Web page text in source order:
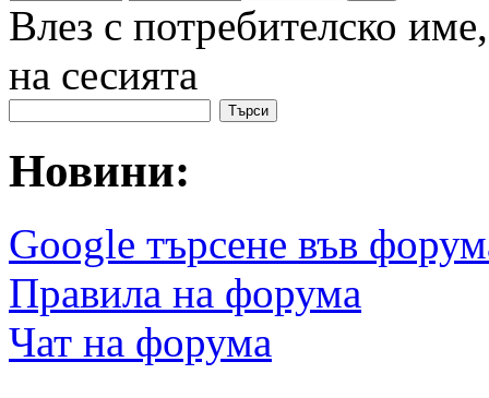
Влез с потребителско
на сесията
Новини:
Google търсене във
Правила на форума
Чат на форума